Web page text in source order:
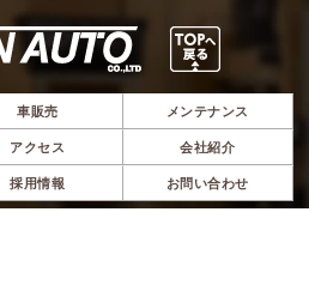
車販売 メンテナンス
アクセス 会社紹介
採用情報 お問い合わせ